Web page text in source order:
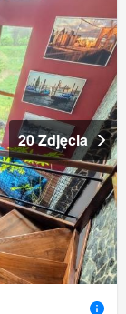
20 Zdjęcia